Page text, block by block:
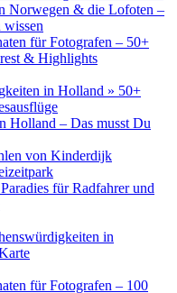
Norwegen & die Lofoten –
wissen
für Fotografen – 50+
& Highlights
in Holland » 50+
Holland – Das musst Du
von Kinderdijk
für Radfahrer und
in
für Fotografen – 100